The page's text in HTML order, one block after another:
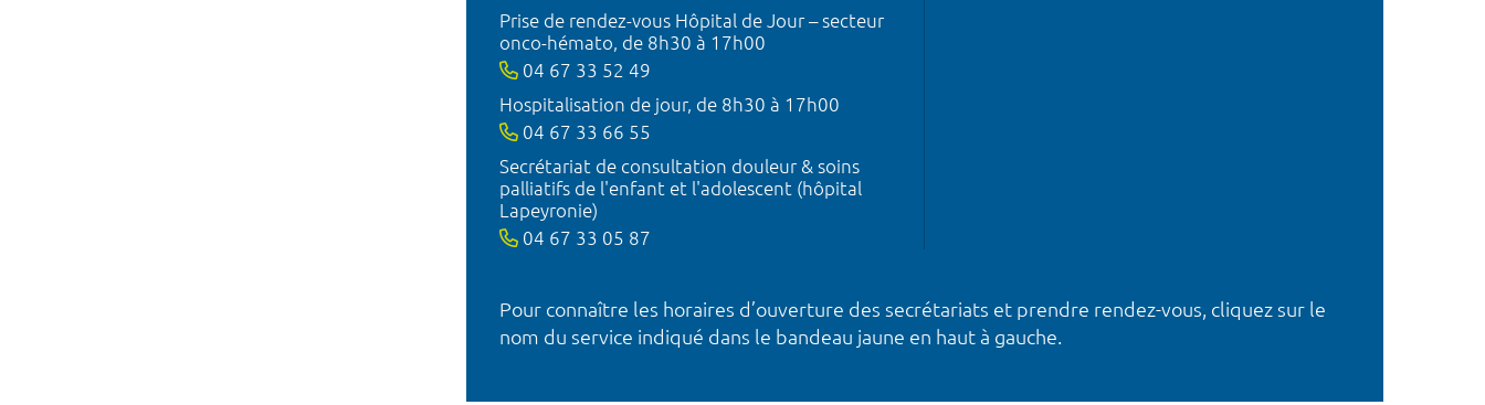
Prise de rendez-vous Hôpital de Jour – secteur
onco-hémato, de 8h30 à 17h00
04 67 33 52 49
Hospitalisation de jour, de 8h30 à 17h00
04 67 33 66 55
Secrétariat de consultation douleur & soins
palliatifs de l'enfant et l'adolescent (hôpital
Lapeyronie)
04 67 33 05 87
Pour connaître les horaires d’ouverture des secrétariats et prendre rendez-vous, cliquez sur le
nom du service indiqué dans le bandeau jaune en haut à gauche.